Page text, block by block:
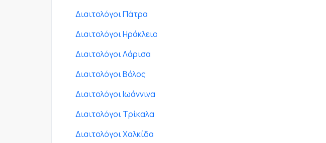
Διαιτολόγοι Πάτρα
Διαιτολόγοι Ηράκλειο
Διαιτολόγοι Λάρισα
Διαιτολόγοι Βόλος
Διαιτολόγοι Ιωάννινα
Διαιτολόγοι Τρίκαλα
Διαιτολόγοι Χαλκίδα